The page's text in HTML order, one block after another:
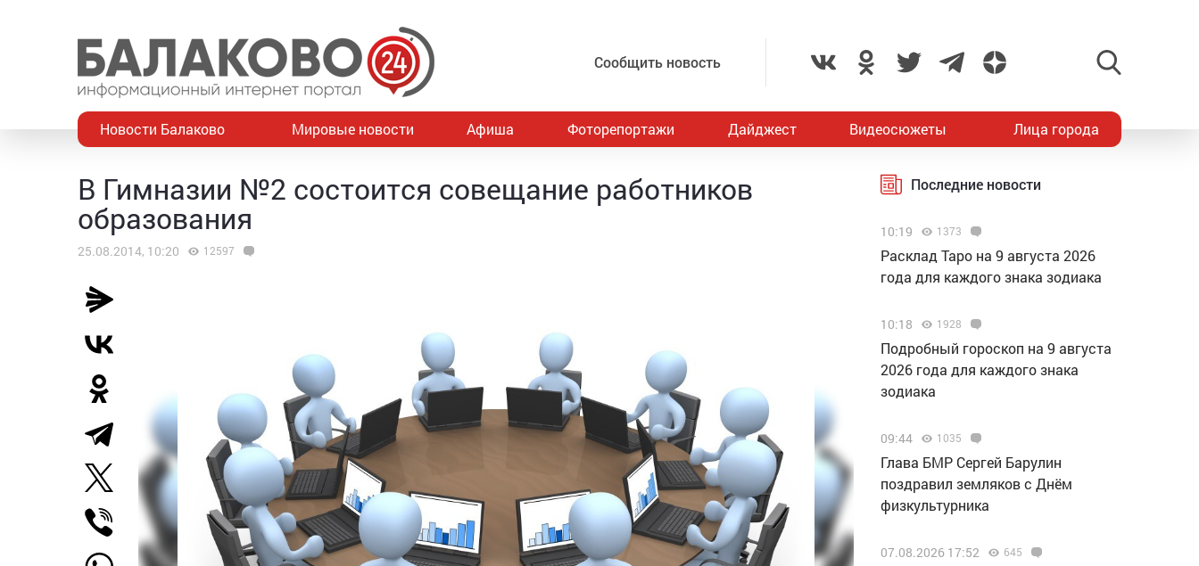
Сообщить новость
Новости Балаково Мировые новости Афиша Фоторепортажи Дайджест Видеосюжеты Лица города
В Гимназии №2 состоится совещание работников
образования
25.08.2014, 10:20 12597
Последние новости
10:19 1373
Расклад Таро на 9 августа 2026
года для каждого знака зодиака
10:18 1928
Подробный гороскоп на 9 августа
2026 года для каждого знака
зодиака
09:44 1035
Глава БМР Сергей Барулин
поздравил земляков с Днём
физкультурника
07.08.2026 17:52 645